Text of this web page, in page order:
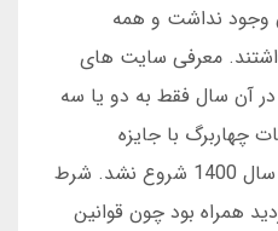
وجود نداشت و همه
معرفی سایت های
در آن سال فقط به دو یا سه
چهاربرگ با جایزه
اسپانسرشده توسط برندها تا سال 1400 شروع نشد. شرط
همراه بود چون قوانین